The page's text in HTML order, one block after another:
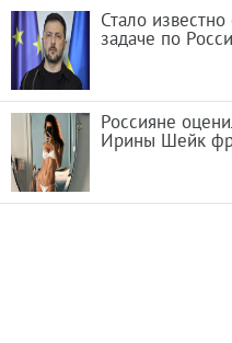
Стало
задаче по
Россияне
Ирины Шейк